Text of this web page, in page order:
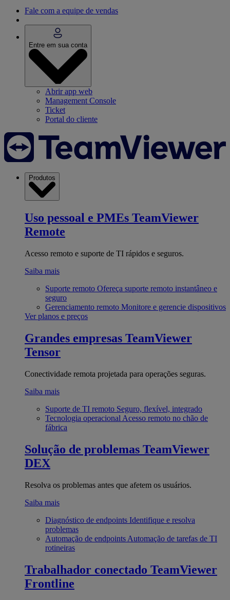
Fale com a equipe de vendas
Entre em sua conta
Abrir app web
Management Console
Ticket
Portal do cliente
Produtos
Uso pessoal e PMEs TeamViewer
Remote
Acesso remoto e suporte de TI rápidos e seguros.
Saiba mais
Suporte remoto Ofereça suporte remoto instantâneo e
seguro
Gerenciamento remoto Monitore e gerencie dispositivos
Ver planos e preços
Grandes empresas TeamViewer
Tensor
Conectividade remota projetada para operações seguras.
Saiba mais
Suporte de TI remoto Seguro, flexível, integrado
Tecnologia operacional Acesso remoto no chão de
fábrica
Solução de problemas TeamViewer
DEX
Resolva os problemas antes que afetem os usuários.
Saiba mais
Diagnóstico de endpoints Identifique e resolva
problemas
Automação de endpoints Automação de tarefas de TI
rotineiras
Trabalhador conectado TeamViewer
Frontline